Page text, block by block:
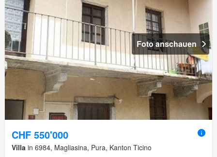
Foto anschauen
CHF 550'000
Villa in 6984, Magliasina, Pura, Kanton Ticino